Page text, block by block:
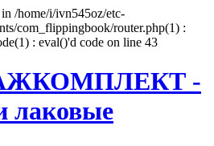
/home/i/ivn545oz/etc-
com_flippingbook/router.php(1) :
: eval()'d code on line 43
-
лаковые